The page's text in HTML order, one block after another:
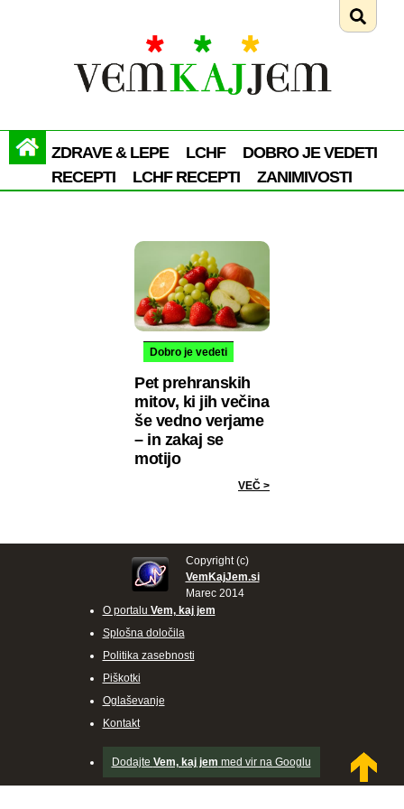
ZDRAVE & LEPE LCHF
DOBRO JE VEDETI
RECEPTI
LCHF RECEPTI ZANIMIVOSTI
Dobro je vedeti
Pet prehranskih
mitov, ki jih večina
še vedno verjame
– in zakaj se
motijo
VEČ >
Copyright (c)
VemKajJem.si
Marec 2014
O portalu Vem, kaj jem
Splošna določila
Politika zasebnosti
Piškotki
Oglaševanje
Kontakt
Dodajte Vem, kaj jem med vir na Googlu